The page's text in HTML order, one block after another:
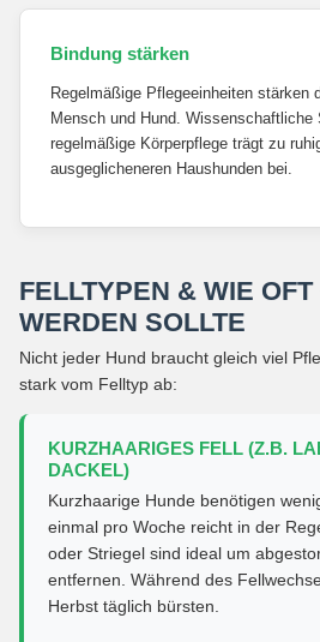
Bindung stärken
Regelmäßige Pflegeeinheiten stärken
Mensch und Hund. Wissenschaftliche
regelmäßige Körperpflege trägt zu
ausgeglicheneren Haushunden bei.
FELLTYPEN & WIE
WERDEN SOLLTE
Nicht jeder Hund braucht gleich viel
stark vom Felltyp ab:
KURZHAARIGES FELL (Z.B.
DACKEL)
Kurzhaarige Hunde benötigen
einmal pro Woche reicht in der
oder Striegel sind ideal um
entfernen. Während des
Herbst täglich bürsten.